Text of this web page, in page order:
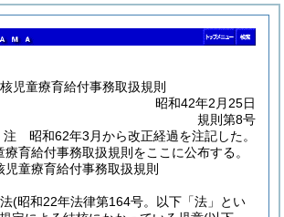
児童療育給付事務取扱規則
昭和42年2月25日
規則第8号
注 昭和62年3月から改正経過を注記した。
育給付事務取扱規則をここに公布する。
児童療育給付事務取扱規則
(昭和22年法律第164号。以下「法」とい